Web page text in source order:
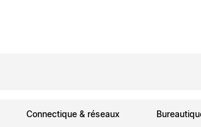
Connectique & réseaux